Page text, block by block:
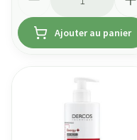
Ajouter au panier